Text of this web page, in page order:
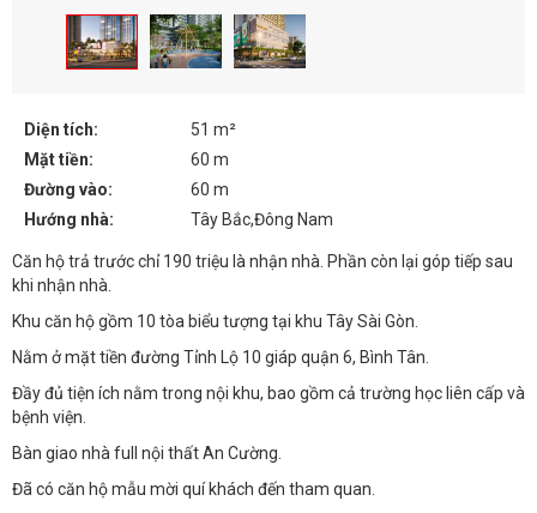
Diện tích:
51 m²
Mặt tiền:
60 m
Đường vào:
60 m
Hướng nhà:
Tây Bắc,Đông Nam
Căn hộ trả trước chỉ 190 triệu là nhận nhà. Phần còn lại góp tiếp sau
khi nhận nhà.
Khu căn hộ gồm 10 tòa biểu tượng tại khu Tây Sài Gòn.
Nằm ở mặt tiền đường Tỉnh Lộ 10 giáp quận 6, Bình Tân.
Đầy đủ tiện ích nằm trong nội khu, bao gồm cả trường học liên cấp và
bệnh viện.
Bàn giao nhà full nội thất An Cường.
Đã có căn hộ mẫu mời quí khách đến tham quan.